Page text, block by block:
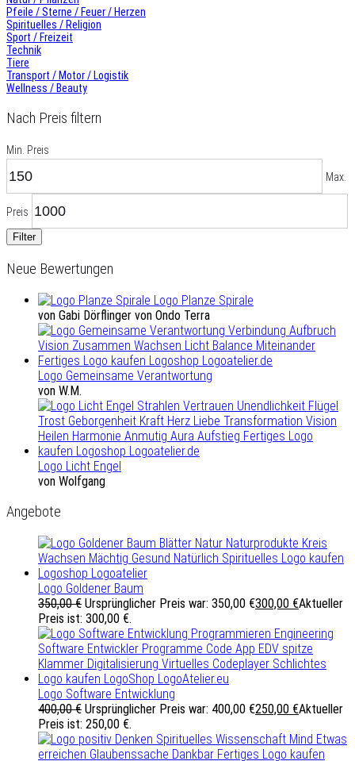
Pfeile / Sterne / Feuer / Herzen
Spirituelles / Religion
Sport / Freizeit
Technik
Tiere
Transport / Motor / Logistik
Wellness / Beauty
Nach Preis filtern
Min. Preis
Max.
Preis
Filter
Neue Bewertungen
Logo Planze Spirale
von Gabi Dörflinger von Ondo Terra
Logo Gemeinsame Verantwortung
von W.M.
Logo Licht Engel
von Wolfgang
Angebote
Logo Goldener Baum
350,00€ Ursprünglicher Preis war: 350,00 €300,00 €Aktueller
Preis ist: 300,00 €.
Logo Software Entwicklung
400,00€ Ursprünglicher Preis war: 400,00 €250,00 €Aktueller
Preis ist: 250,00 €.